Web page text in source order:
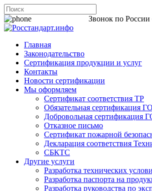
Звонок по России
Главная
Законодательство
Сертификация продукции и услуг
Контакты
Новости сертификации
Мы оформляем
Сертификат соответствия ТР
Обязательная сертификация
Добровольная сертификация
Отказное письмо
Сертификат пожарной
Декларация соответствия
СБКТС
Другие услуги
Разработка технических
Разработка паспорта на
Разработка руководства по